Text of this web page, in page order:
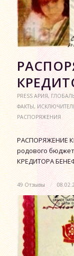
PRESS АРИЯ,
ФАКТЫ,
РАСПОРЯЖЕНИЯ
РАСПОРЯЖЕНИЕ
родового
КРЕДИТОРА
49 Отзывы /